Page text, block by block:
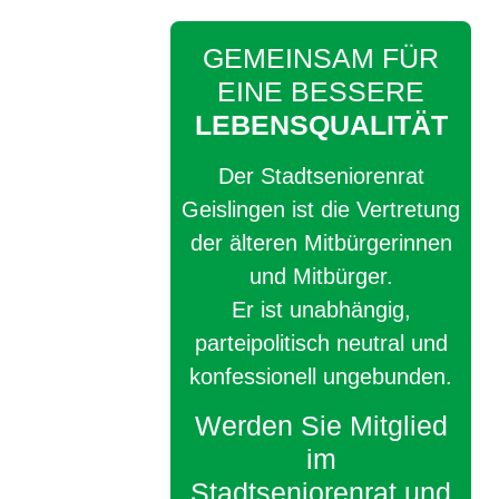
GEMEINSAM FÜR
EINE BESSERE
LEBENSQUALITÄT
Der Stadtseniorenrat
Geislingen ist die Vertretung
der älteren Mitbürgerinnen
und Mitbürger.
Er ist unabhängig,
parteipolitisch neutral und
konfessionell ungebunden.
Werden Sie Mitglied
im
Stadtseniorenrat und